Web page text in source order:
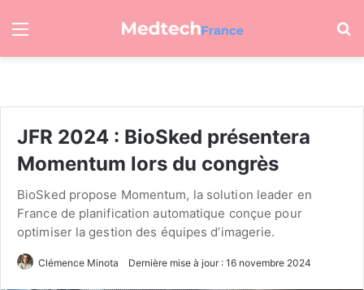
Menu
JFR 2024 : BioSked présentera
Momentum lors du congrès
BioSked propose Momentum, la solution leader en
France de planification automatique conçue pour
optimiser la gestion des équipes d’imagerie.
Clémence Minota Dernière mise à jour : 16 novembre 2024